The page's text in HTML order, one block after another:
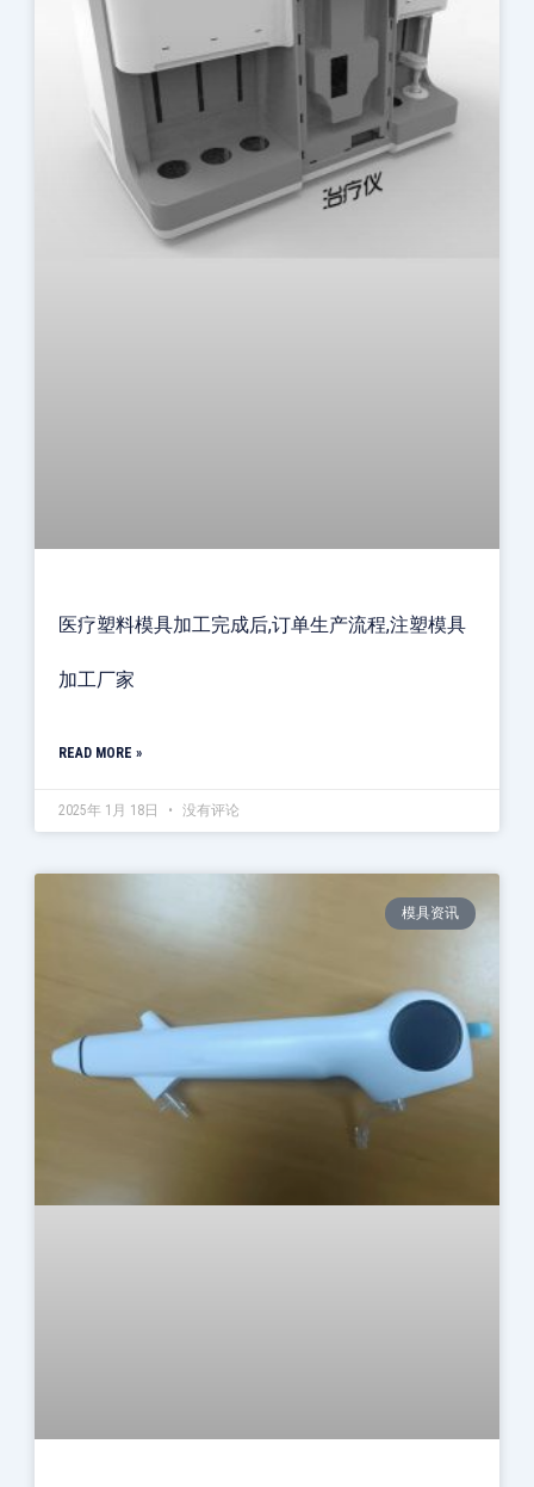
医疗塑料模具加工完成后,订单生产流程,注塑模具
加工厂家
READ MORE »
2025年 1月 18日 没有评论
模具资讯